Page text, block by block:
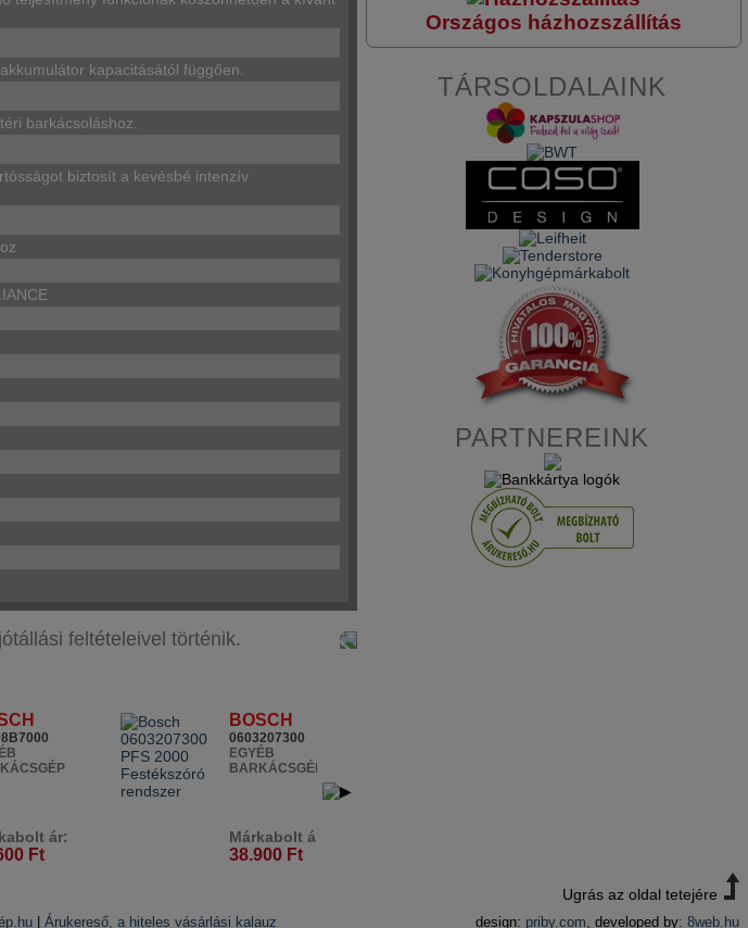
kapacitásától függően.
barkácsoláshoz.
biztosít a kevésbé intenzív
feltételeivel történik.
ár:
Ft
BOSCH
0603207300
EGYÉB
BARKÁCSGÉP
Márkabolt ár:
38.900 Ft
Országos házhozszállítás
TÁRSOLDALAINK
PARTNEREINK
Ugrás az oldal tetejére
Árukereső, a hiteles vásárlási kalauz design: priby.com , developed by: 8web.hu